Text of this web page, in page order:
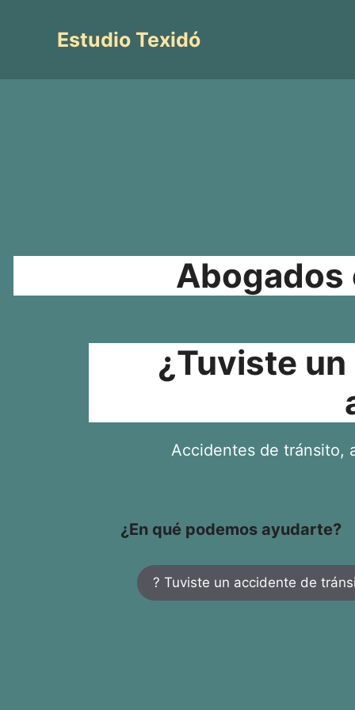
contenidoEstudio Texidó
Abogados
¿Tuviste
Accidentes de tránsito,
¿En qué podemos ayudarte?
? Tuviste un accidente de